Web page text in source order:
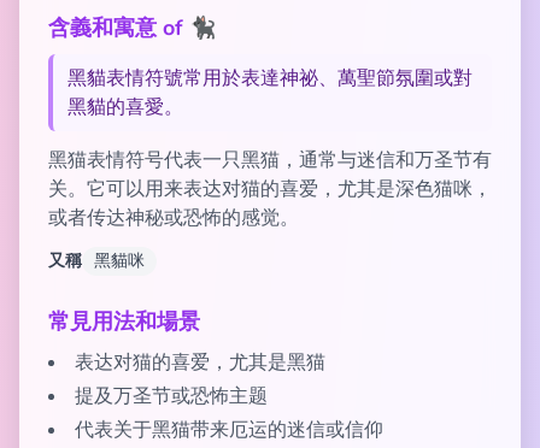
含義和寓意 of 🐈‍⬛
黑貓表情符號常用於表達神祕、萬聖節氛圍或對
黑貓的喜愛。
黑猫表情符号代表一只黑猫，通常与迷信和万圣节有
关。它可以用来表达对猫的喜爱，尤其是深色猫咪，
或者传达神秘或恐怖的感觉。
又稱 黑貓咪
常見用法和場景
表达对猫的喜爱，尤其是黑猫
提及万圣节或恐怖主题
代表关于黑猫带来厄运的迷信或信仰